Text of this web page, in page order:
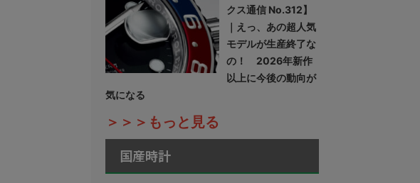
クス通信 No.312】
｜えっ、あの超人気
モデルが生産終了な
の！ 2026年新作
以上に今後の動向が
気になる
＞＞＞もっと見る
国産時計